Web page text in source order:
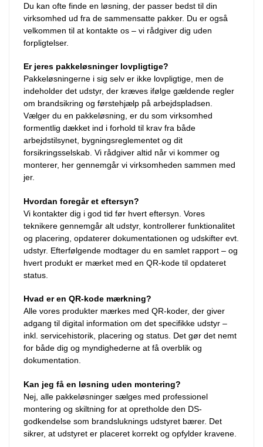
Du kan ofte finde en løsning, der passer bedst til din
virksomhed ud fra de sammensatte pakker. Du er også
velkommen til at kontakte os – vi rådgiver dig uden
forpligtelser.
Er jeres pakkeløsninger lovpligtige?
Pakkeløsningerne i sig selv er ikke lovpligtige, men de
indeholder det udstyr, der kræves ifølge gældende regler
om brandsikring og førstehjælp på arbejdspladsen.
Vælger du en pakkeløsning, er du som virksomhed
formentlig dækket ind i forhold til krav fra både
arbejdstilsynet, bygningsreglementet og dit
forsikringsselskab. Vi rådgiver altid når vi kommer og
monterer, her gennemgår vi virksomheden sammen med
jer.
Hvordan foregår et eftersyn?
Vi kontakter dig i god tid før hvert eftersyn. Vores
teknikere gennemgår alt udstyr, kontrollerer funktionalitet
og placering, opdaterer dokumentationen og udskifter evt.
udstyr. Efterfølgende modtager du en samlet rapport – og
hvert produkt er mærket med en QR-kode til opdateret
status.
Hvad er en QR-kode mærkning?
Alle vores produkter mærkes med QR-koder, der giver
adgang til digital information om det specifikke udstyr –
inkl. servicehistorik, placering og status. Det gør det nemt
for både dig og myndighederne at få overblik og
dokumentation.
Kan jeg få en løsning uden montering?
Nej, alle pakkeløsninger sælges med professionel
montering og skiltning for at opretholde den DS-
godkendelse som brandsluknings udstyret bærer. Det
sikrer, at udstyret er placeret korrekt og opfylder kravene.